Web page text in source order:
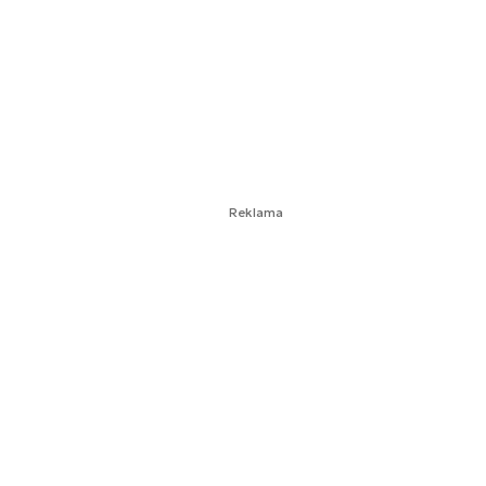
Reklama